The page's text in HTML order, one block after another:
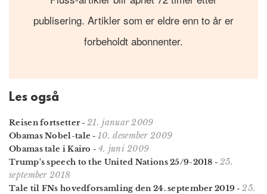
publisering. Artikler som er eldre enn to år er
forbeholdt abonnenter.
Les også
Reisen fortsetter-21. januar 2009
Obamas Nobel-tale -10. desember 2009
Obamas tale i Kairo - 4. juni 2009
Trump's speech to the United Nations 25/9-2018 - 25.
september 2018
Tale til FNs hoved­forsamling den 24. september 2019 -25.